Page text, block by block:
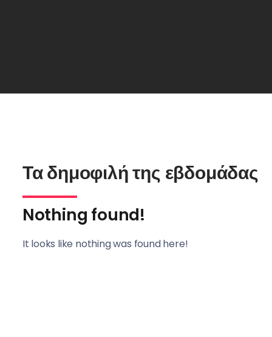
Τα δημοφιλή της εβδομάδας
Nothing found!
It looks like nothing was found here!